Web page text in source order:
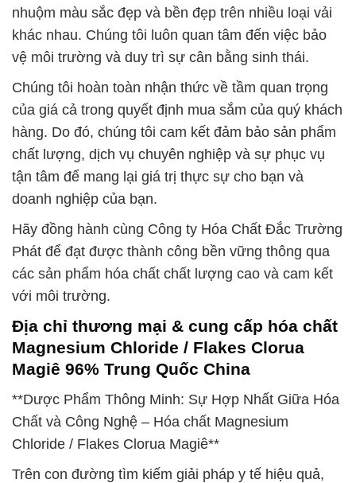
nhuộm màu sắc đẹp và bền đẹp trên nhiều loại vải
khác nhau. Chúng tôi luôn quan tâm đến việc bảo
vệ môi trường và duy trì sự cân bằng sinh thái.
Chúng tôi hoàn toàn nhận thức về tầm quan trọng
của giá cả trong quyết định mua sắm của quý khách
hàng. Do đó, chúng tôi cam kết đảm bảo sản phẩm
chất lượng, dịch vụ chuyên nghiệp và sự phục vụ
tận tâm để mang lại giá trị thực sự cho bạn và
doanh nghiệp của bạn.
Hãy đồng hành cùng Công ty Hóa Chất Đắc Trường
Phát để đạt được thành công bền vững thông qua
các sản phẩm hóa chất chất lượng cao và cam kết
với môi trường.
Địa chỉ thương mại & cung cấp hóa chất
Magnesium Chloride / Flakes Clorua
Magiê 96% Trung Quốc China
**Dược Phẩm Thông Minh: Sự Hợp Nhất Giữa Hóa
Chất và Công Nghệ – Hóa chất Magnesium
Chloride / Flakes Clorua Magiê**
Trên con đường tìm kiếm giải pháp y tế hiệu quả,